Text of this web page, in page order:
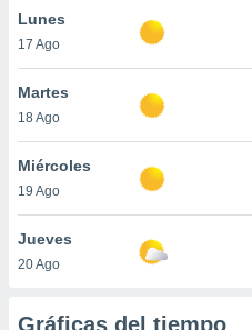
similares
como
sitio
de
traten tus
en
interés
su
Lunes
17 Ago
Martes
18 Ago
Miércoles
19 Ago
Jueves
20 Ago
Gráficas del tiempo